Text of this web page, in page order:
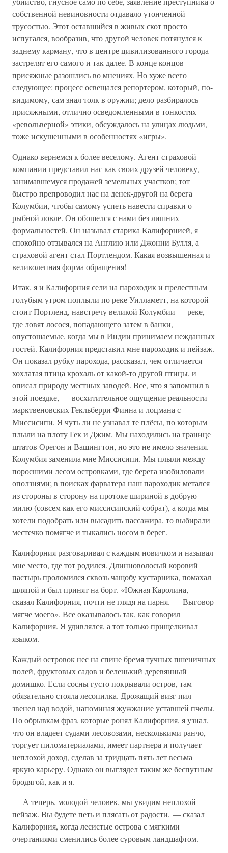
собственной невиновности отдавало утонченной
трусостью. Этот оставшийся в живых скот просто
испугался, вообразив, что другой человек потянулся к
заднему карману, что в центре цивилизованного города
застрелят его самого и так далее. В конце концов
присяжные разошлись во мнениях. Но хуже всего
следующее: процесс освещался репортером, который, по-
видимому, сам знал толк в оружии; дело разбиралось
присяжными, отлично осведомленными в тонкостях
«револьверной» этики, обсуждалось на улицах людьми,
тоже искушенными в особенностях «игры».
Однако вернемся к более веселому. Агент страховой
компании представил нас как своих друзей человеку,
занимавшемуся продажей земельных участков; тот
быстро препроводил нас на денек-другой на берега
Колумбии, чтобы самому успеть навести справки о
рыбной ловле. Он обошелся с нами без лишних
формальностей. Он называл старика Калифорнией, я
спокойно отзывался на Англию или Джонни Булля, а
страховой агент стал Портлендом. Какая возвышенная и
великолепная форма обращения!
Итак, я и Калифорния сели на пароходик и прелестным
голубым утром поплыли по реке Уилламетт, на которой
стоит Портленд, навстречу великой Колумбии — реке,
где ловят лосося, попадающего затем в банки,
опустошаемые, когда мы в Индии принимаем нежданных
гостей. Калифорния представил мне пароходик и пейзаж.
Он показал рубку парохода, рассказал, чем отличается
хохлатая птица крохаль от какой-то другой птицы, и
описал природу местных заводей. Все, что я запомнил в
этой поездке, — восхитительное ощущение реальности
марктвеновских Гекльберри Финна и лоцмана с
Миссисипи. Я чуть ли не узнавал те плёсы, по которым
плыли на плоту Гек и Джим. Мы находились на границе
штатов Орегон и Вашингтон, но это не имело значения.
Колумбия заменила мне Миссисипи. Мы плыли между
поросшими лесом островками, где берега изобиловали
оползнями; в поисках фарватера наш пароходик метался
из стороны в сторону на протоке шириной в добрую
милю (совсем как его миссисипский собрат), а когда мы
хотели подобрать или высадить пассажира, то выбирали
местечко помягче и тыкались носом в берег.
Калифорния разговаривал с каждым новичком и называл
мне место, где тот родился. Длинноволосый коровий
пастырь проломился сквозь чащобу кустарника, помахал
шляпой и был принят на борт. «Южная Каролина, —
сказал Калифорния, почти не глядя на парня. — Выговор
мягче моего». Все оказывалось так, как говорил
Калифорния. Я удивлялся, а тот только прищелкивал
языком.
Каждый островок нес на спине бремя тучных пшеничных
полей, фруктовых садов и беленький деревянный
домишко. Если сосны густо покрывали остров, там
обязательно стояла лесопилка. Дрожащий визг пил
звенел над водой, напоминая жужжание уставшей пчелы.
По обрывкам фраз, которые ронял Калифорния, я узнал,
что он владеет судами-лесовозами, несколькими ранчо,
торгует пиломатериалами, имеет партнера и получает
неплохой доход, сделав за тридцать пять лет весьма
яркую карьеру. Однако он выглядел таким же беспутным
бродягой, как и я.
— А теперь, молодой человек, мы увидим неплохой
пейзаж. Вы будете петь и плясать от радости, — сказал
Калифорния, когда лесистые острова с мягкими
очертаниями сменились более суровым ландшафтом.